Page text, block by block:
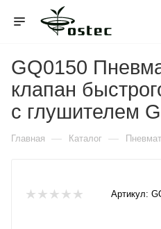
GQ0150
клапан
с глушителем
Главная — Каталог —
Артикул: